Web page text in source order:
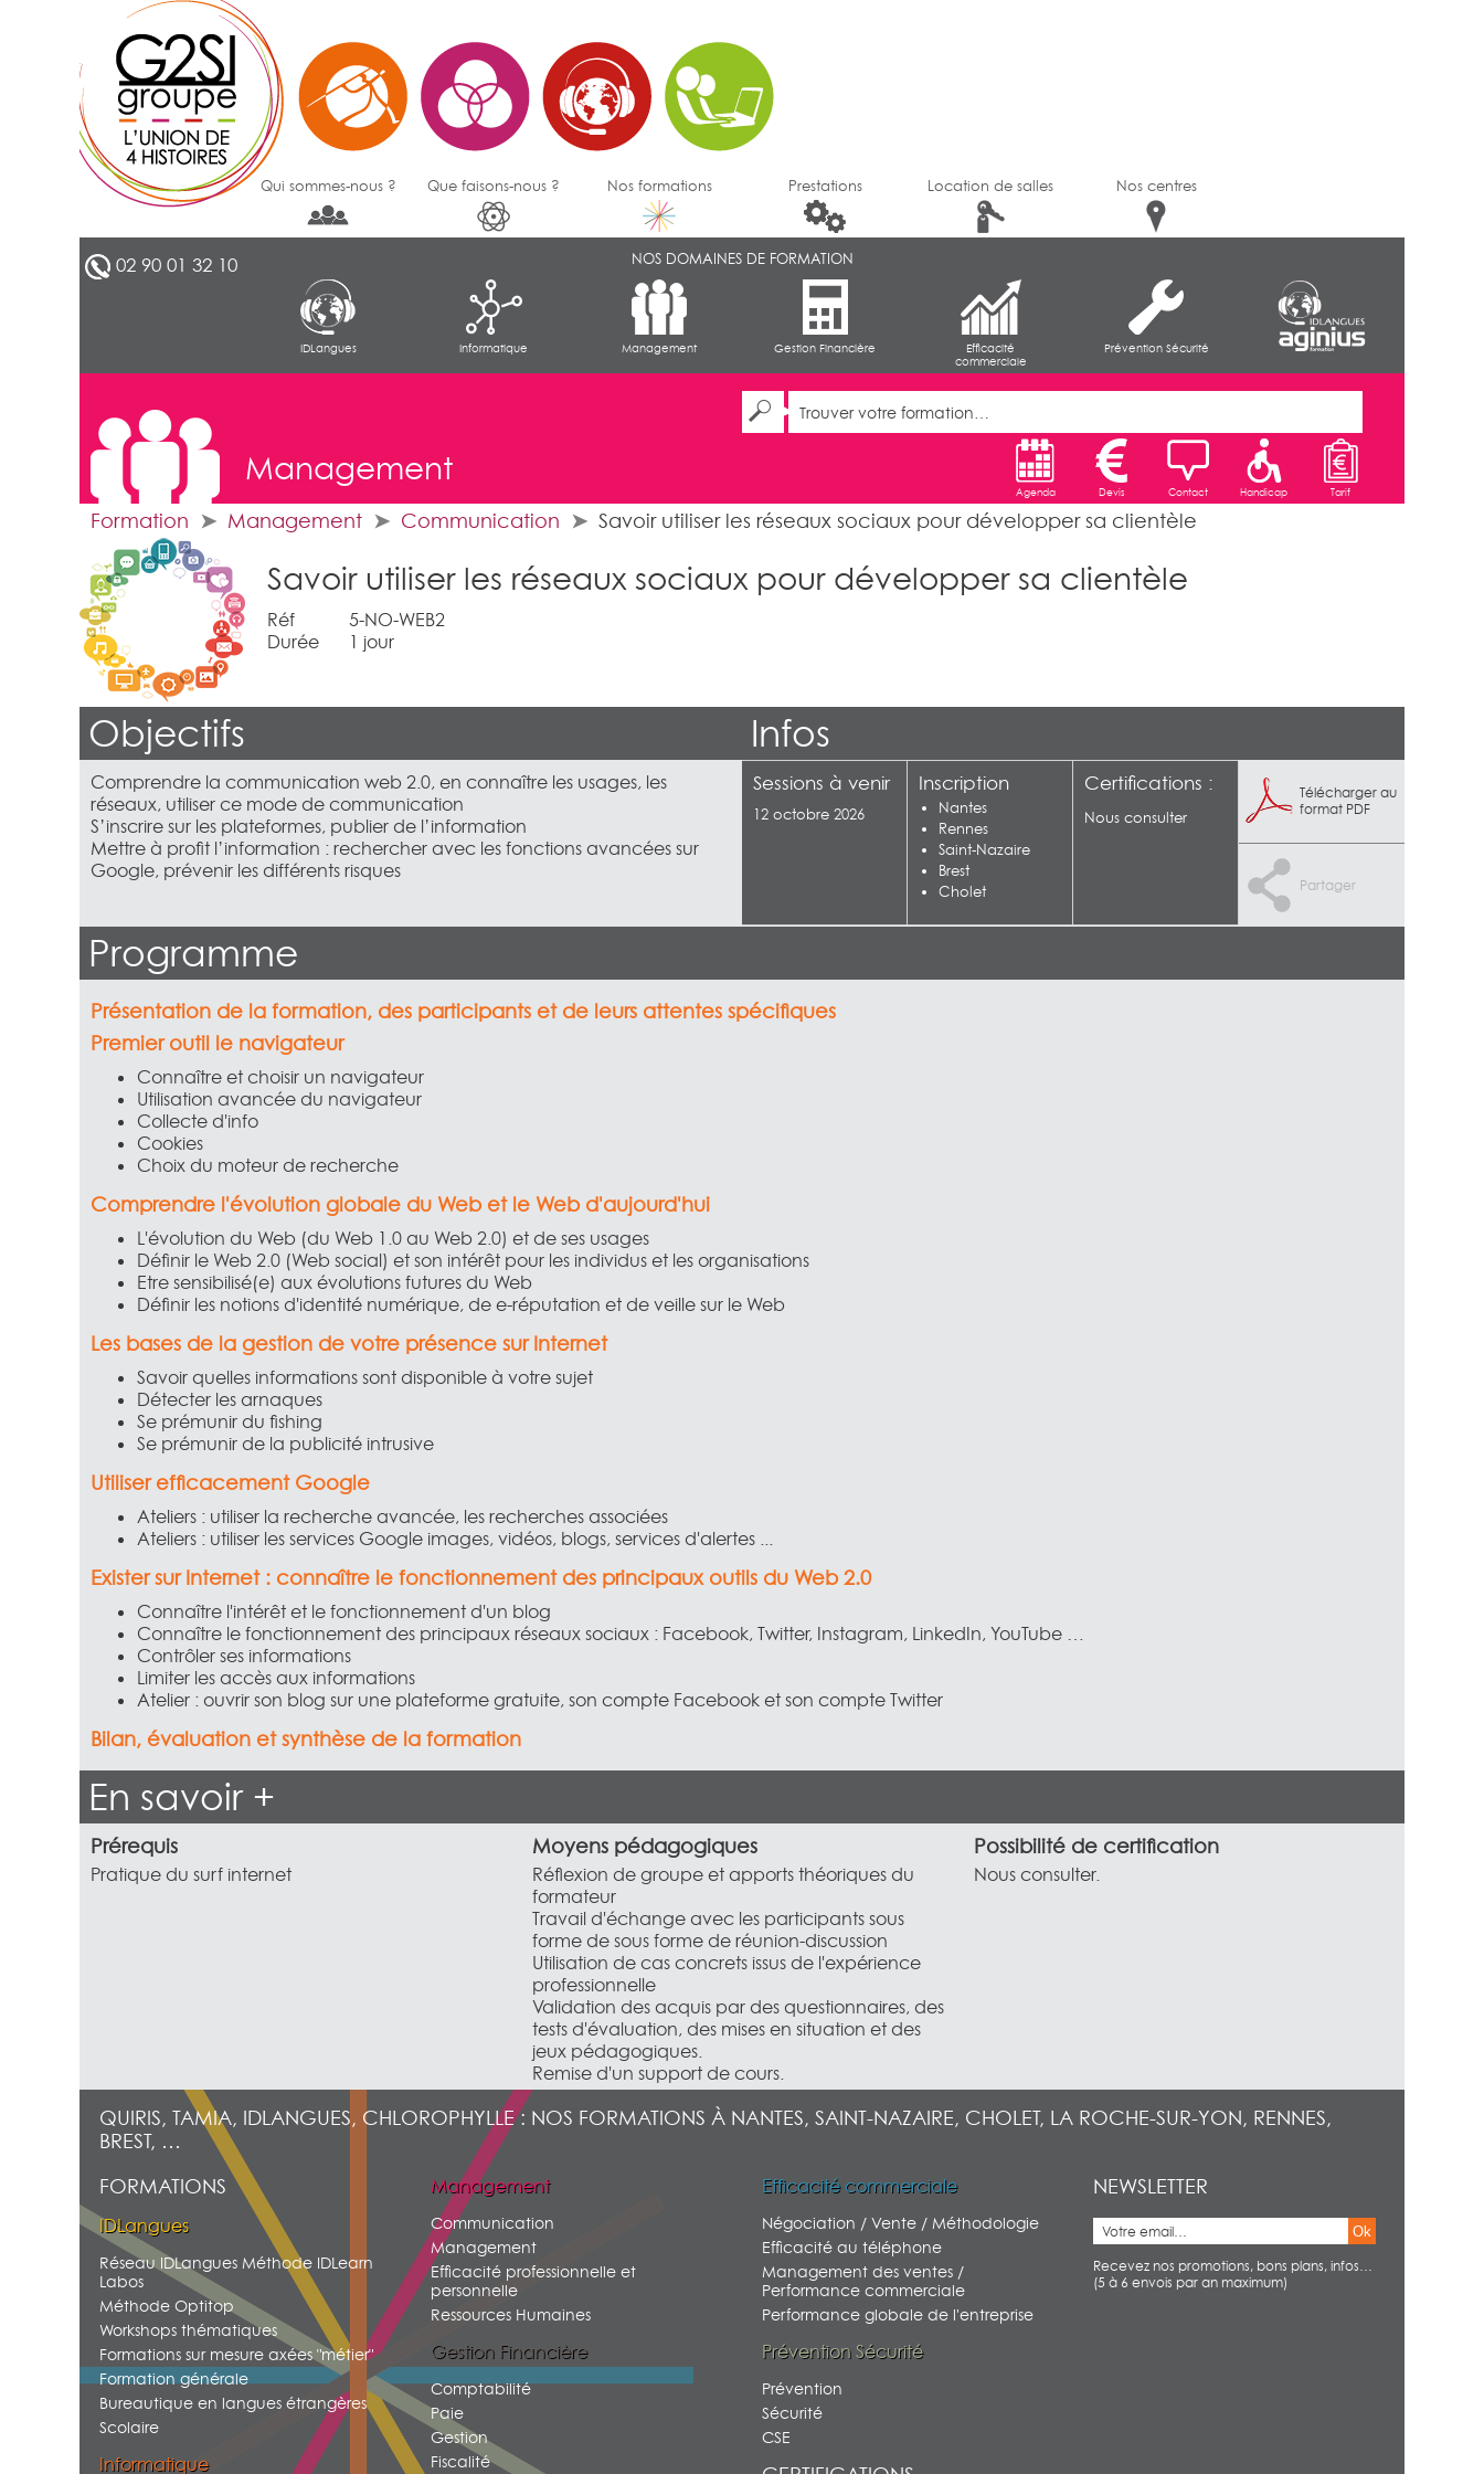
Qui sommes-nous ? Que faisons-nous ? Nos formations Prestations Location de salles Nos centres
02 90 01 32 10 NOS DOMAINES DE FORMATION
IDLangues Informatique Management Gestion Financière
Efficacité
commerciale
Prévention Sécurité
Management
Agenda Devis Contact Handicap Tarif
Formation Management Communication Savoir utiliser les réseaux sociaux pour développer sa clientèle
Savoir utiliser les réseaux sociaux pour développer sa clientèle
Réf
5-NO-WEB2
Durée
1 jour
Objectifs
Comprendre la communication web 2.0, en connaître les usages, les
réseaux, utiliser ce mode de communication
S’inscrire sur les plateformes, publier de l’information
Mettre à profit l’information : rechercher avec les fonctions avancées sur
Google, prévenir les différents risques
Infos
Sessions à venir
12 octobre 2026
Inscription
Nantes
Rennes
Saint-Nazaire
Brest
Cholet
Certifications :
Nous consulter
Télécharger au
format PDF
Partager
Programme
Présentation de la formation, des participants et de leurs attentes spécifiques
Premier outil le navigateur
Connaître et choisir un navigateur
Utilisation avancée du navigateur
Collecte d'info
Cookies
Choix du moteur de recherche
Comprendre l'évolution globale du Web et le Web d'aujourd'hui
L'évolution du Web (du Web 1.0 au Web 2.0) et de ses usages
Définir le Web 2.0 (Web social) et son intérêt pour les individus et les organisations
Etre sensibilisé(e) aux évolutions futures du Web
Définir les notions d'identité numérique, de e-réputation et de veille sur le Web
Les bases de la gestion de votre présence sur Internet
Savoir quelles informations sont disponible à votre sujet
Détecter les arnaques
Se prémunir du fishing
Se prémunir de la publicité intrusive
Utiliser efficacement Google
Ateliers : utiliser la recherche avancée, les recherches associées
Ateliers : utiliser les services Google images, vidéos, blogs, services d'alertes ...
Exister sur Internet : connaître le fonctionnement des principaux outils du Web 2.0
Connaître l'intérêt et le fonctionnement d'un blog
Connaître le fonctionnement des principaux réseaux sociaux : Facebook, Twitter, Instagram, LinkedIn, YouTube …
Contrôler ses informations
Limiter les accès aux informations
Atelier : ouvrir son blog sur une plateforme gratuite, son compte Facebook et son compte Twitter
Bilan, évaluation et synthèse de la formation
En savoir +
Prérequis
Pratique du surf internet
Moyens pédagogiques
Réflexion de groupe et apports théoriques du
formateur
Travail d'échange avec les participants sous
forme de sous forme de réunion-discussion
Utilisation de cas concrets issus de l'expérience
professionnelle
Validation des acquis par des questionnaires, des
tests d'évaluation, des mises en situation et des
jeux pédagogiques.
Remise d'un support de cours.
Possibilité de certification
Nous consulter.
QUIRIS, TAMIA, IDLANGUES, CHLOROPHYLLE : NOS FORMATIONS À NANTES, SAINT-NAZAIRE, CHOLET, LA ROCHE-SUR-YON, RENNES,
BREST, …
FORMATIONS
IDLangues
Réseau IDLangues Méthode IDLearn
Labos
Méthode Optitop
Workshops thématiques
Formations sur mesure axées "métier"
Formation générale
Bureautique en langues étrangères
Scolaire
Informatique
Management
Communication
Management
Efficacité professionnelle et
personnelle
Ressources Humaines
Gestion Financière
Comptabilité
Paie
Gestion
Fiscalité
Efficacité commerciale
Négociation / Vente / Méthodologie
Efficacité au téléphone
Management des ventes /
Performance commerciale
Performance globale de l'entreprise
Prévention Sécurité
Prévention
Sécurité
CSE
NEWSLETTER
Ok
Recevez nos promotions, bons plans, infos…
(5 à 6 envois par an maximum)